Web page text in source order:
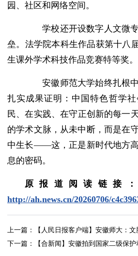
园、社区和网络空间。
学校还开设数字人文微专
垒。法学院本科生作品获第十八
生课外学术科技作品竞赛特等奖。
安徽师范大学始终扎根中
扎实成果证明：中国特色哲学
民、在实践、在守正创新的每一
的学术文脉，从未中断，而是在
中生长——这，正是新时代地方
息的密码。
原报道阅读链接
http://ah.news.cn/20260706/
上一篇：
【人民日报客户端】安徽师大：
下一篇：
【合新闻】安徽拍到国家二级保